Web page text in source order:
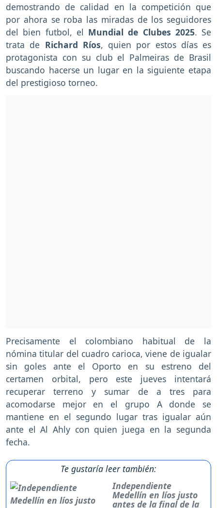
demostrando de calidad en la competición que
por ahora se roba las miradas de los seguidores
del bien futbol, el Mundial de Clubes 2025. Se
trata de Richard Ríos, quien por estos días es
protagonista con su club el Palmeiras de Brasil
buscando hacerse un lugar en la siguiente etapa
del prestigioso torneo.
Precisamente el colombiano habitual de la
nómina titular del cuadro carioca, viene de igualar
sin goles ante el Oporto en su estreno del
certamen orbital, pero este jueves intentará
recuperar terreno y sumar de a tres para
acomodarse mejor en el grupo A donde se
mantiene en el segundo lugar tras igualar aún
ante el Al Ahly con quien juega en la segunda
fecha.
Te gustaría leer también:
Independiente
Medellín en líos justo
antes de la final de la